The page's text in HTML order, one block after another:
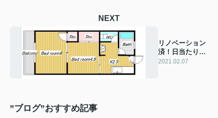
NEXT
リノベーション
済！日当たり良
好♪
2021.02.07
”ブログ”おすすめ記事